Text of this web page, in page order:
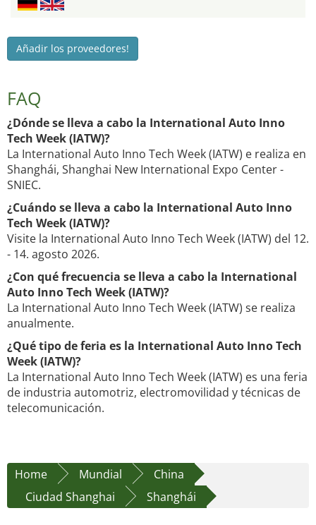
Añadir los proveedores!
FAQ
¿Dónde se lleva a cabo la International Auto Inno
Tech Week (IATW)?
La International Auto Inno Tech Week (IATW) e realiza en
Shanghái, Shanghai New International Expo Center -
SNIEC.
¿Cuándo se lleva a cabo la International Auto Inno
Tech Week (IATW)?
Visite la International Auto Inno Tech Week (IATW) del 12.
- 14. agosto 2026.
¿Con qué frecuencia se lleva a cabo la International
Auto Inno Tech Week (IATW)?
La International Auto Inno Tech Week (IATW) se realiza
anualmente.
¿Qué tipo de feria es la International Auto Inno Tech
Week (IATW)?
La International Auto Inno Tech Week (IATW) es una feria
de industria automotriz, electromovilidad y técnicas de
telecomunicación.
Home Mundial
China
Ciudad Shanghai
Shanghái